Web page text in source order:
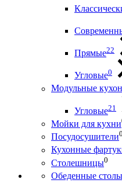
Прямые22
Угловые0
Модульные
Угловые21
Мойки для кухни
Посудосушители0
Кухонные
Столешницы0
Обеденные столы